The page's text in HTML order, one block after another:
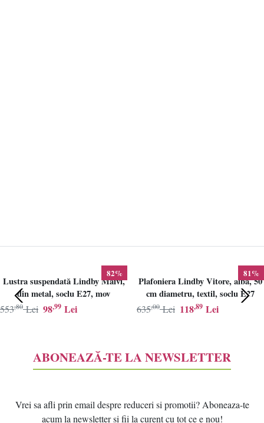
82%
Lustra suspendată Lindby Maivi,
din metal, soclu E27, mov
98,99 Lei
553,80 Lei
81%
Plafoniera Lindby Vitore, alba, 50
cm diametru, textil, soclu E27
118,89 Lei
635,00 Lei
ABONEAZĂ-TE LA NEWSLETTER
Vrei sa afli prin email despre reduceri si promotii? Aboneaza-te
acum la newsletter si fii la curent cu tot ce e nou!